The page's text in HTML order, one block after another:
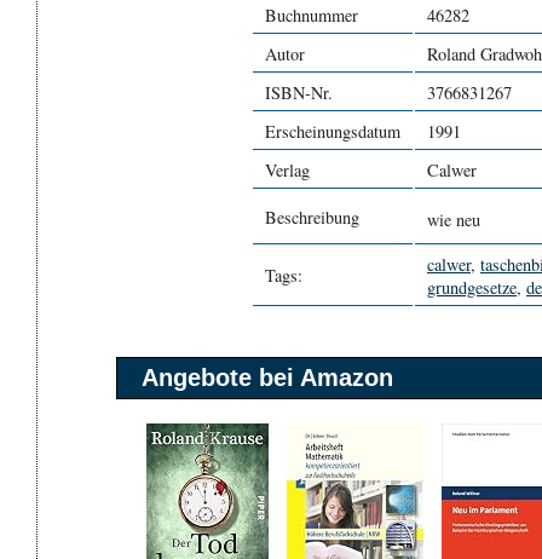
Buchnummer
46282
Autor
Roland
ISBN-Nr.
3766831267
Erscheinungsdatum
1991
Verlag
Calwer
Beschreibung wie neu
Tags: calwer,
grundgesetze,
Angebote bei Amazon